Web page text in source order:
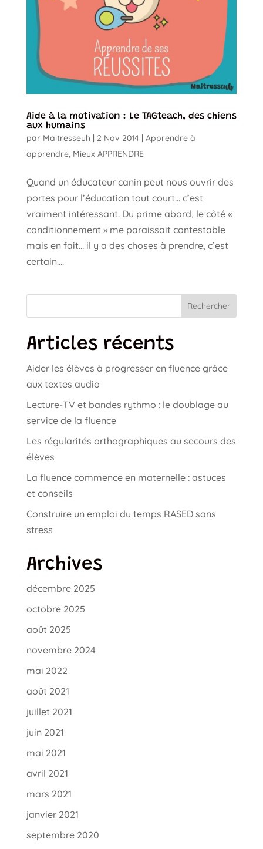
Aide à la motivation : Le TAGteach, des chiens
aux humains
par Maitresseuh | 2 Nov 2014| Apprendre à
apprendre, Mieux APPRENDRE
Quand un éducateur canin peut nous ouvrir des
portes pour l’éducation tout court… c’est
vraiment intéressant. Du prime abord, le côté «
conditionnement » me paraissait contestable
mais en fait… il y a des choses à prendre, c’est
certain....
Rechercher
Articles récents
Aider les élèves à progresser en fluence grâce
aux textes audio
Lecture-TV et bandes rythmo : le doublage au
service de la fluence
Les régularités orthographiques au secours des
élèves
La fluence commence en maternelle : astuces
et conseils
Construire un emploi du temps RASED sans
stress
Archives
décembre 2025
octobre 2025
août 2025
novembre 2024
mai 2022
août 2021
juillet 2021
juin 2021
mai 2021
avril 2021
mars 2021
janvier 2021
septembre 2020